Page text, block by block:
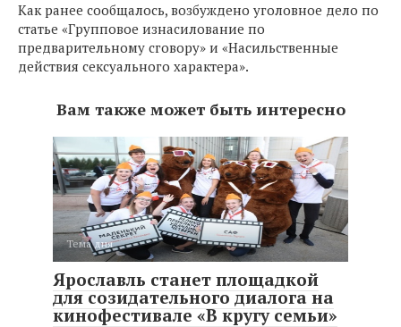
Как ранее сообщалось, возбуждено уголовное дело по
статье «Групповое изнасилование по
предварительному сговору» и «Насильственные
действия сексуального характера».
Вам также может быть интересно
Тема дня
Ярославль станет площадкой
для созидательного диалога на
кинофестивале «В кругу семьи»